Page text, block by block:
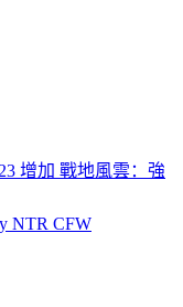
增加 戰地風雲：強
NTR CFW